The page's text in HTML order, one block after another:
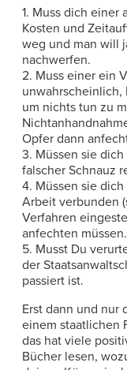
1. Muss dich einer
Kosten und
weg und man will
nachwerfen.
2. Muss einer ein
unwahrscheinlich,
um nichts tun zu
Opfer dann
3. Müssen sie
falscher Schnauz
4. Müssen sie
Arbeit verbunden
Verfahren
anfechten müssen.
5. Musst Du
der
passiert ist.
Erst dann und nur
einem staatlichen
das hat viele
Bücher lesen,